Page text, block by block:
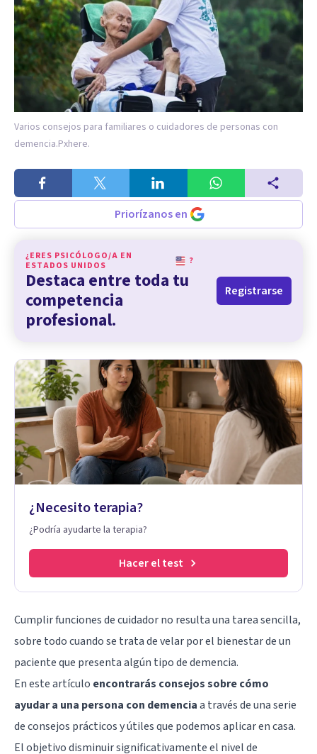
Varios consejos para familiares o cuidadores de personas con
demencia.Pxhere.
Priorízanos en
¿ERES PSICÓLOGO/A EN
ESTADOS UNIDOS
?
Destaca entre toda tu
competencia
profesional.
Registrarse
¿Necesito terapia?
¿Podría ayudarte la terapia?
Hacer el test
Cumplir funciones de cuidador no resulta una tarea sencilla,
sobre todo cuando se trata de velar por el bienestar de un
paciente que presenta algún tipo de demencia.
En este artículo encontrarás consejos sobre cómo
ayudar a una persona con demenciaa través de una serie
de consejos prácticos y útiles que podemos aplicar en casa.
El objetivo disminuir significativamente el nivel de